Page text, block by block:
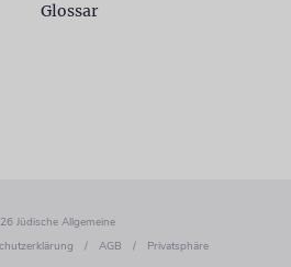
Glossar
Jüdische Allgemeine
/ AGB / Privatsphäre